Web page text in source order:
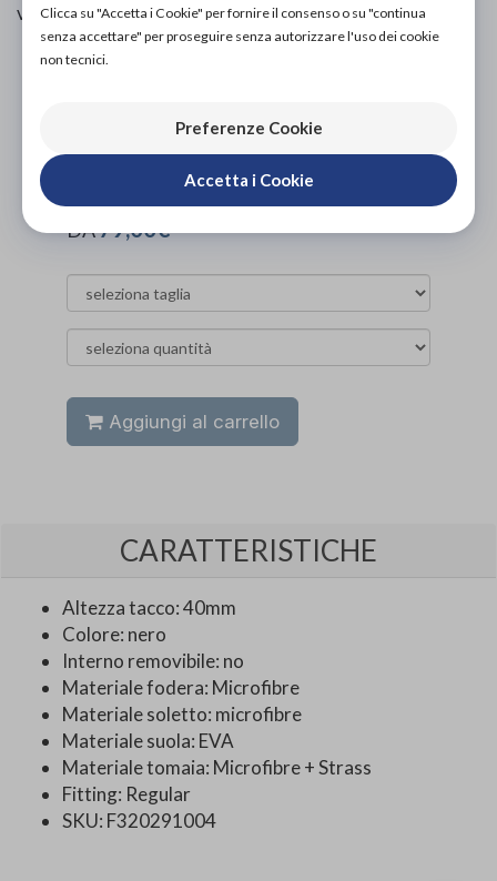
versatile per i propri outfit estivi.
PROVA E ACQUISTA IN NEGOZIO
PROVA E NOLEGGIA IN NEGOZIO
NON DISPONIBILE
ACQUISTA ONLINE
DA79,00€
Aggiungi al carrello
CARATTERISTICHE
Altezza tacco: 40mm
Colore: nero
Interno removibile: no
Materiale fodera: Microfibre
Materiale soletto: microfibre
Materiale suola: EVA
Materiale tomaia: Microfibre + Strass
Fitting: Regular
SKU: F320291004
Clicca su "Accetta i Cookie" per fornire il consenso o su "continua
senza accettare" per proseguire senza autorizzare l'uso dei cookie
non tecnici.
Preferenze Cookie
Accetta i Cookie